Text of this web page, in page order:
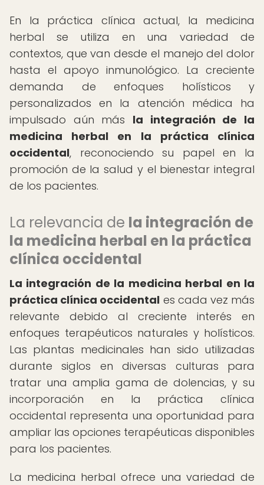
En la práctica clínica actual, la medicina
herbal se utiliza en una variedad de
contextos, que van desde el manejo del dolor
hasta el apoyo inmunológico. La creciente
demanda de enfoques holísticos y
personalizados en la atención médica ha
impulsado aún más la integración de la
medicina herbal en la práctica clínica
occidental, reconociendo su papel en la
promoción de la salud y el bienestar integral
de los pacientes.
La relevancia de la integración de
la medicina herbal en la práctica
clínica occidental
La integración de la medicina herbal en la
práctica clínica occidental es cada vez más
relevante debido al creciente interés en
enfoques terapéuticos naturales y holísticos.
Las plantas medicinales han sido utilizadas
durante siglos en diversas culturas para
tratar una amplia gama de dolencias, y su
incorporación en la práctica clínica
occidental representa una oportunidad para
ampliar las opciones terapéuticas disponibles
para los pacientes.
La medicina herbal ofrece una variedad de